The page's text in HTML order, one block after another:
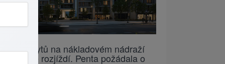
Stavba bytů na nákladovém nádraží
Žižkov se rozjíždí. Penta požádala o